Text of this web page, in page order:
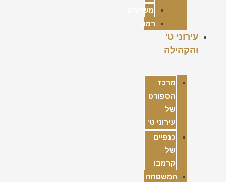
מש"צים
רמון
עירוני ט'
והקהילה
מרכז
הספורט
של
עירוני ט’
כנפיים
של
קרמבו
המשפחה